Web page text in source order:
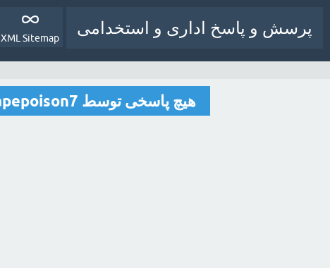
پرسش و پاسخ اداری و استخدامی
XML Sitemap
هیچ پاسخی توسط grapepoison7